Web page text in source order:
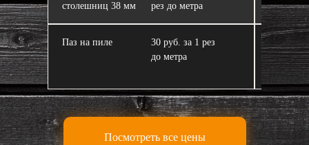
столешниц 38 мм
рез до метра
из ЛДСП
Паз на пиле
30 руб. за 1 рез
до метра
Завал
Посмотреть все цены